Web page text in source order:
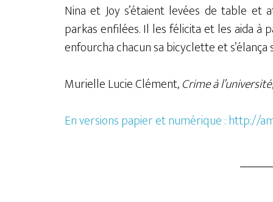
Nina et Joy s’étaient levées de table et
parkas enfilées. Il les félicita et les aida
enfourcha chacun sa bicyclette et s’élança
Murielle Lucie Clément,Crime à l’université
En versions papier et numérique : http://